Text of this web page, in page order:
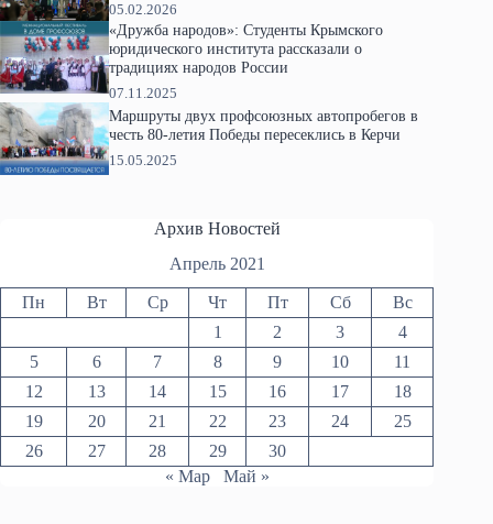
05.02.2026
«Дружба народов»: Студенты Крымского
юридического института рассказали о
традициях народов России
07.11.2025
Маршруты двух профсоюзных автопробегов в
честь 80-летия Победы пересеклись в Керчи
15.05.2025
Архив Новостей
Апрель 2021
Пн Вт Ср Чт Пт Сб
Вс
1
2 3
4
5
6 7 8 9 10
11
12
13 14 15 16 17
18
19
20 21 22 23 24
25
26
27 28 29
30
« Мар
Май »